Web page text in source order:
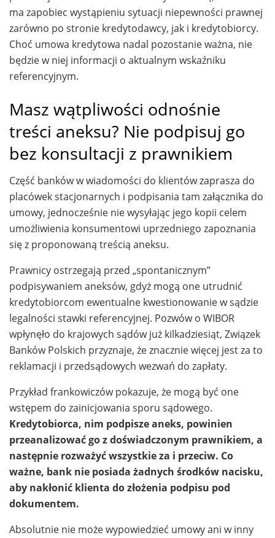
ma zapobiec wystąpieniu sytuacji niepewności prawnej
zarówno po stronie kredytodawcy, jak i kredytobiorcy.
Choć umowa kredytowa nadal pozostanie ważna, nie
będzie w niej informacji o aktualnym wskaźniku
referencyjnym.
Masz wątpliwości odnośnie
treści aneksu? Nie podpisuj go
bez konsultacji z prawnikiem
Część banków w wiadomości do klientów zaprasza do
placówek stacjonarnych i podpisania tam załącznika do
umowy, jednocześnie nie wysyłając jego kopii celem
umożliwienia konsumentowi uprzedniego zapoznania
się z proponowaną treścią aneksu.
Prawnicy ostrzegają przed „spontanicznym”
podpisywaniem aneksów, gdyż mogą one utrudnić
kredytobiorcom ewentualne kwestionowanie w sądzie
legalności stawki referencyjnej. Pozwów o WIBOR
wpłynęło do krajowych sądów już kilkadziesiąt, Związek
Banków Polskich przyznaje, że znacznie więcej jest za to
reklamacji i przedsądowych wezwań do zapłaty.
Przykład frankowiczów pokazuje, że mogą być one
wstępem do zainicjowania sporu sądowego.
Kredytobiorca, nim podpisze aneks, powinien
przeanalizować go z doświadczonym prawnikiem, a
następnie rozważyć wszystkie za i przeciw. Co
ważne, bank nie posiada żadnych środków nacisku,
aby nakłonić klienta do złożenia podpisu pod
dokumentem.
Absolutnie nie może wypowiedzieć umowy ani w inny